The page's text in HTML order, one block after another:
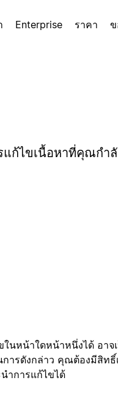
Enterprise ราคา ข
ก้ไขเนื้อหาที่คุณกำ
หน้าใดหน้าหนึ่งได้ อาจเ
ารดังกล่าว คุณต้องมีสิทธิ์
ำการแก้ไขได้